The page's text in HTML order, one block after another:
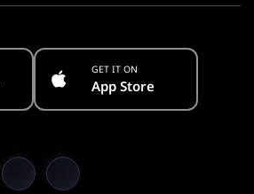
GET IT ON
App Store